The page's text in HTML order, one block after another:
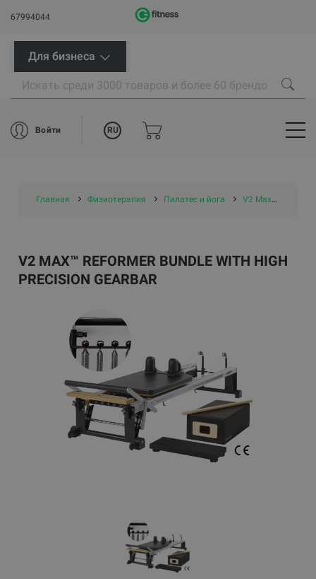
67994044
Для бизнеса
Войти RU
Главная Физиотерапия Пилатес и йога V2 Max™ Reformer Bundle with High Precision Gearbar
V2 MAX™ REFORMER BUNDLE WITH HIGH
PRECISION GEARBAR